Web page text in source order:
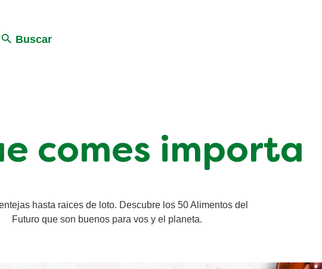
Buscar
comes importa
hasta raices de loto. Descubre los 50 Alimentos del
Futuro que son buenos para vos y el planeta.